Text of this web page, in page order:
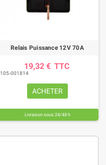
Relais Puissance 12V 70A
19,32 € TTC
105-001814
ACHETER
Livraison sous 24/48 h